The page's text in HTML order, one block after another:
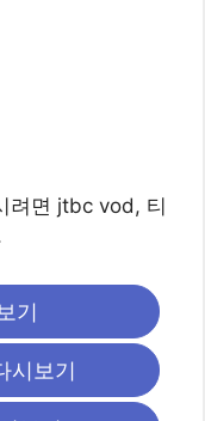
려면 jtbc vod, 티
기
시보기